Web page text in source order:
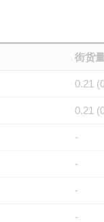
街货
0.21
0.21
-
-
-
-